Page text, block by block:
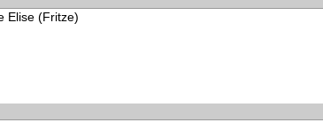
Elise (Fritze)